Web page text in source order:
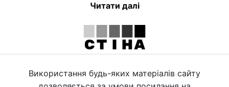
Читати далі
Використання будь-яких матеріалів сайту